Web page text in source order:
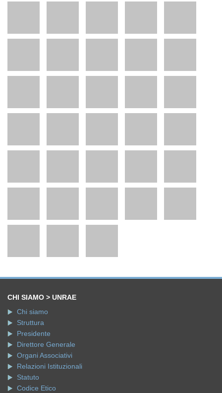
CHI SIAMO > UNRAE
Chi siamo
Struttura
Presidente
Direttore Generale
Organi Associativi
Relazioni Istituzionali
Statuto
Codice Etico